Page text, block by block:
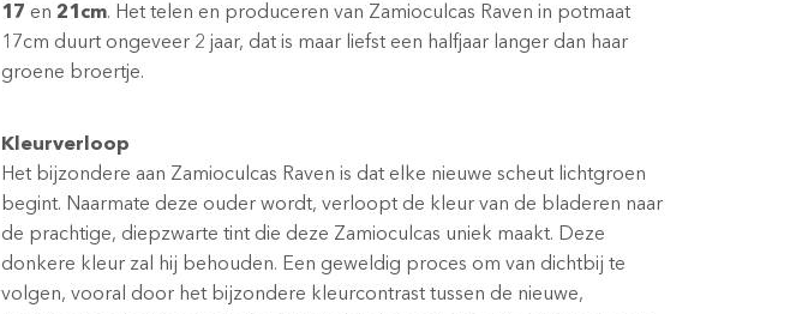
17 en 21cm. Het telen en produceren van Zamioculcas Raven in potmaat
17cm duurt ongeveer 2 jaar, dat is maar liefst een halfjaar langer dan haar
groene broertje.
Kleurverloop
Het bijzondere aan Zamioculcas Raven is dat elke nieuwe scheut lichtgroen
begint. Naarmate deze ouder wordt, verloopt de kleur van de bladeren naar
de prachtige, diepzwarte tint die deze Zamioculcas uniek maakt. Deze
donkere kleur zal hij behouden. Een geweldig proces om van dichtbij te
volgen, vooral door het bijzondere kleurcontrast tussen de nieuwe,